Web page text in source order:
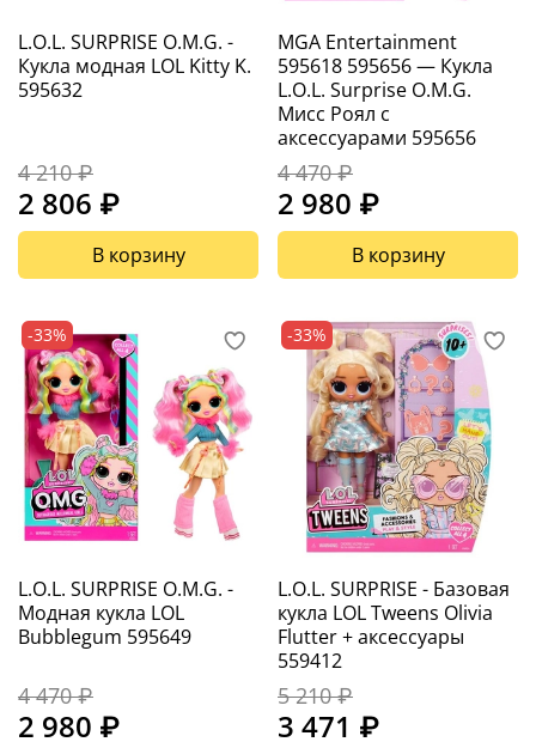
L.O.L. SURPRISE O.M.G. -
Кукла модная LOL Kitty K.
595632
4 210 ₽
2 806 ₽
В корзину
MGA Entertainment
595618 595656 — Кукла
L.O.L. Surprise O.M.G.
Мисс Роял с
аксессуарами 595656
4 470 ₽
2 980 ₽
В корзину
-33%
L.O.L. SURPRISE O.M.G. -
Модная кукла LOL
Bubblegum 595649
4 470 ₽
2 980 ₽
-33%
L.O.L. SURPRISE - Базовая
кукла LOL Tweens Olivia
Flutter + аксессуары
559412
5 210 ₽
3 471 ₽